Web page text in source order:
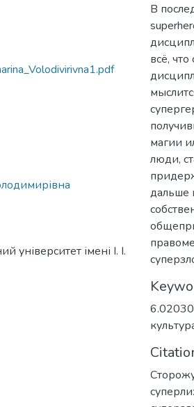
університет імені І. І.
В
всё,
магии
люди,
дальше